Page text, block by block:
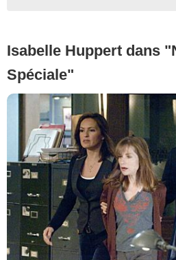
Isabelle Huppert dans
Spéciale"